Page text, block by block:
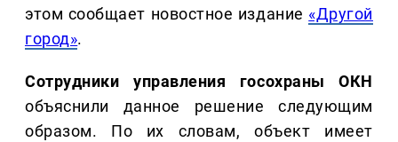
этом сообщает новостное издание «Другой
город».
Сотрудники управления госохраны ОКН
объяснили данное решение следующим
образом. По их словам, объект имеет